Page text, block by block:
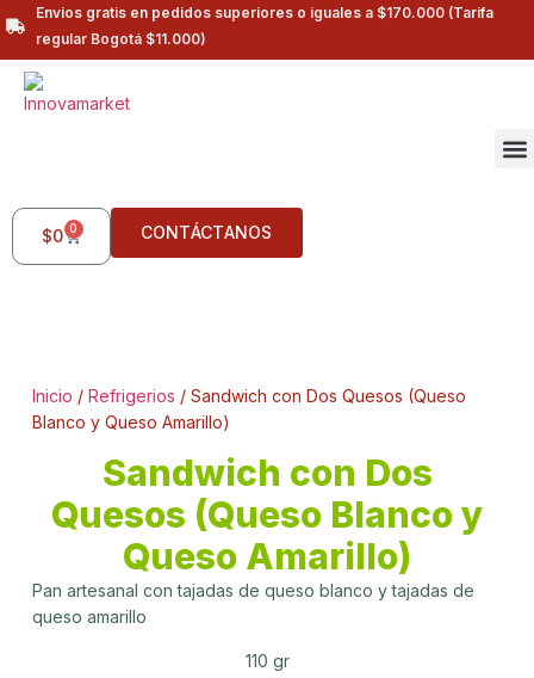
Envios gratis en pedidos superiores o iguales a $170.000 (Tarifa
regular Bogotá $11.000)
$0 0 CONTÁCTANOS
Inicio / Refrigerios / Sandwich con Dos Quesos (Queso
Blanco y Queso Amarillo)
Sandwich con Dos
Quesos (Queso Blanco y
Queso Amarillo)
Pan artesanal con tajadas de queso blanco y tajadas de
queso amarillo
110 gr